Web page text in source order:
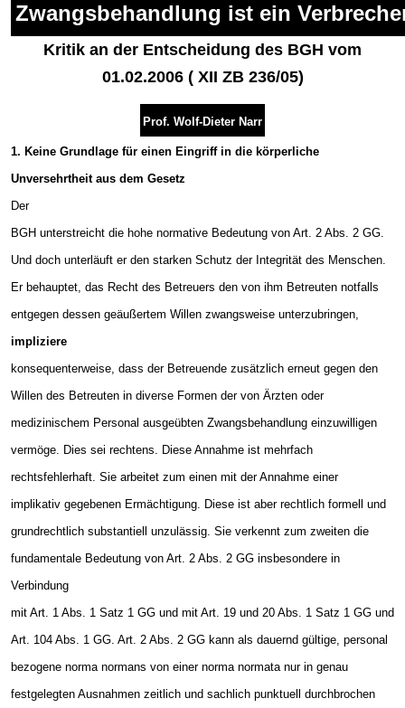
Zwangsbehandlung ist ein
Kritik an der Entscheidung des BGH vom
01.02.2006 ( XII ZB 236/05)
Prof. Wolf-Dieter Narr
1. Keine Grundlage für einen Eingriff in die körperliche
Unversehrtheit aus dem Gesetz
Der
BGH unterstreicht die hohe normative Bedeutung von Art. 2 Abs. 2 GG.
Und doch unterläuft er den starken Schutz der Integrität des Menschen.
Er behauptet, das Recht des Betreuers den von ihm Betreuten notfalls
entgegen dessen geäußertem Willen zwangsweise unterzubringen,
impliziere
konsequenterweise, dass der Betreuende zusätzlich erneut gegen den
Willen des Betreuten in diverse Formen der von Ärzten oder
medizinischem Personal ausgeübten Zwangsbehandlung einzuwilligen
vermöge. Dies sei rechtens. Diese Annahme ist mehrfach
rechtsfehlerhaft. Sie arbeitet zum einen mit der Annahme einer
implikativ gegebenen Ermächtigung. Diese ist aber rechtlich formell und
grundrechtlich substantiell unzulässig. Sie verkennt zum zweiten die
fundamentale Bedeutung von Art. 2 Abs. 2 GG insbesondere in
Verbindung
mit Art. 1 Abs. 1 Satz 1 GG und mit Art. 19 und 20 Abs. 1 Satz 1 GG und
Art. 104 Abs. 1 GG. Art. 2 Abs. 2 GG kann als dauernd gültige, personal
bezogene norma normans von einer norma normata nur in genau
festgelegten Ausnahmen zeitlich und sachlich punktuell durchbrochen